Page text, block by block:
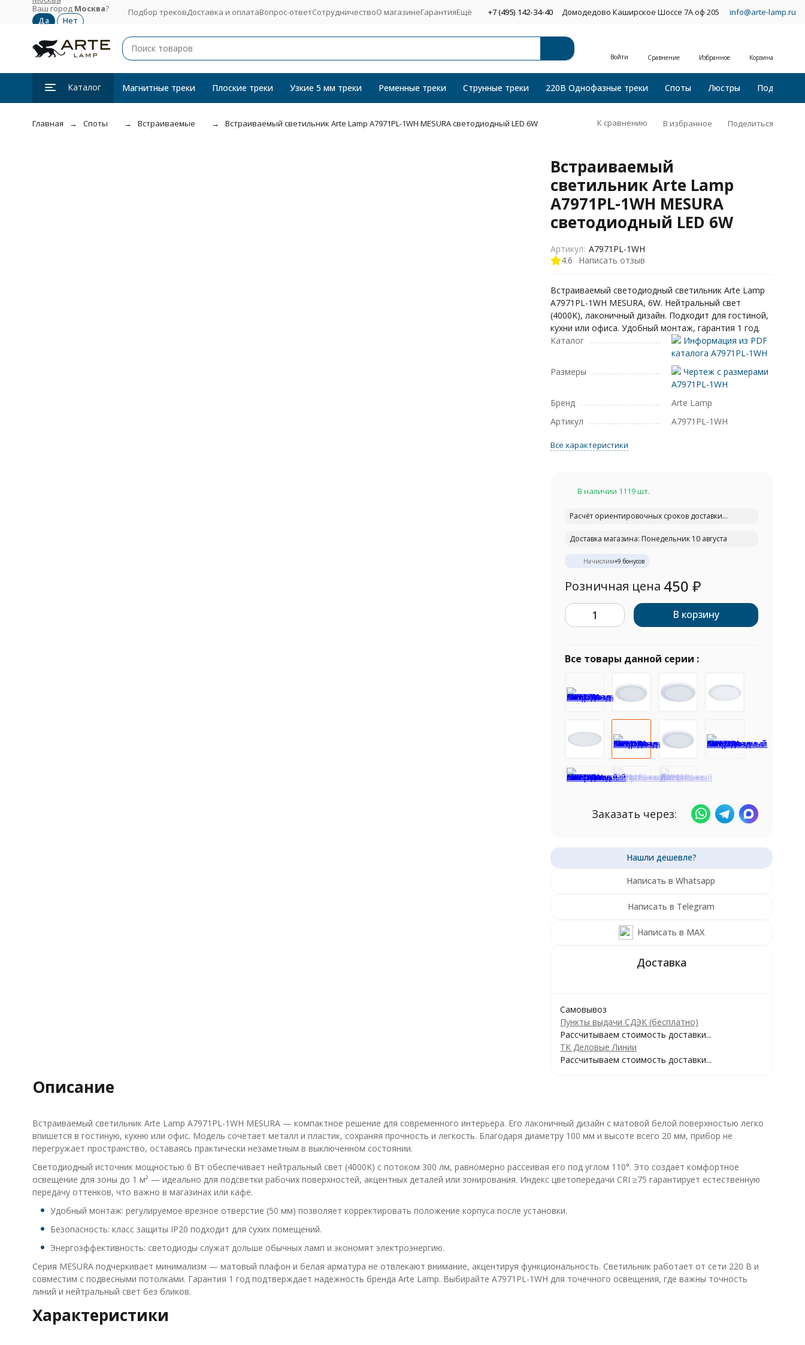
Ваш город Москва? Подбор трековДоставка и оплатаВопрос-ответСотрудничествоО магазинеГарантияЕщё +7 (495) 142-34-40 Домодедово Каширское Шоссе 7А оф 205 info@arte-lamp.ru
Войти Сравнение Избранное Корзина
Каталог Магнитные треки Плоские треки Узкие 5 мм треки Ременные треки Струнные треки 220В Однофазные треки Споты Люстры Подвесные
Главная Споты Встраиваемые Встраиваемый светильник Arte Lamp A7971PL-1WH MESURA светодиодный LED 6W К сравнению В избранное Поделиться
Встраиваемый
светильник Arte Lamp
A7971PL-1WH MESURA
светодиодный LED 6W
4.6 Написать отзыв
Артикул: A7971PL-1WH
Встраиваемый светодиодный светильник Arte Lamp
A7971PL-1WH MESURA, 6W. Нейтральный свет
(4000K), лаконичный дизайн. Подходит для гостиной,
кухни или офиса. Удобный монтаж, гарантия 1 год.
Каталог
Информация из PDF
каталога A7971PL-1WH
Размеры
Чертеж с размерами
A7971PL-1WH
Бренд
Arte Lamp
Артикул
A7971PL-1WH
Все характеристики
В наличии 1119 шт.
Расчёт ориентировочных сроков доставки...
Доставка магазина: Понедельник 10 августа
Начислим+9 бонусов
Розничная цена 450₽
В корзину
Все товары данной серии :
Заказать через:
Написать в Whatsapp
Написать в Telegram
Написать в MAX
Самовывоз
Пункты выдачи СДЭК (бесплатно)
Рассчитываем стоимость доставки...
ТК Деловые Линии
Рассчитываем стоимость доставки...
Описание
Встраиваемый светильник Arte Lamp A7971PL-1WH MESURA — компактное решение для современного интерьера. Его лаконичный дизайн с матовой белой поверхностью легко
впишется в гостиную, кухню или офис. Модель сочетает металл и пластик, сохраняя прочность и легкость. Благодаря диаметру 100 мм и высоте всего 20 мм, прибор не
перегружает пространство, оставаясь практически незаметным в выключенном состоянии.
Светодиодный источник мощностью 6 Вт обеспечивает нейтральный свет (4000K) с потоком 300 лм, равномерно рассеивая его под углом 110°. Это создает комфортное
освещение для зоны до 1 м² — идеально для подсветки рабочих поверхностей, акцентных деталей или зонирования. Индекс цветопередачи CRI ≥75 гарантирует естественную
передачу оттенков, что важно в магазинах или кафе.
Удобный монтаж: регулируемое врезное отверстие (50 мм) позволяет корректировать положение корпуса после установки.
Безопасность: класс защиты IP20 подходит для сухих помещений.
Энергоэффективность: светодиоды служат дольше обычных ламп и экономят электроэнергию.
Серия MESURA подчеркивает минимализм — матовый плафон и белая арматура не отвлекают внимание, акцентируя функциональность. Светильник работает от сети 220 В и
совместим с подвесными потолками. Гарантия 1 год подтверждает надежность бренда Arte Lamp. Выбирайте A7971PL-1WH для точечного освещения, где важны точность
линий и нейтральный свет без бликов.
Характеристики